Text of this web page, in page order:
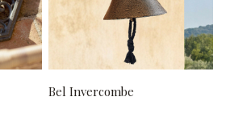
Bel Invercombe